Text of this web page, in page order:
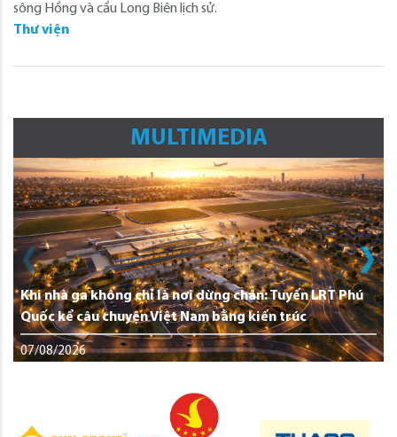
sông Hồng và cầu Long Biên lịch sử.
Thư viện
MULTIMEDIA
Khi nhà ga không chỉ là nơi dừng chân: Tuyến LRT Phú
Quốc kể câu chuyện Việt Nam bằng kiến trúc
07/08/2026